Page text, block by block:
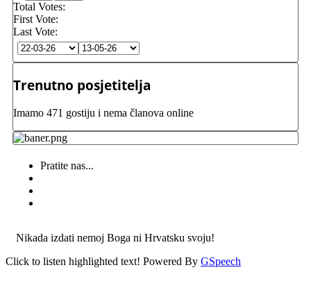
Total Votes:
First Vote:
Last Vote:
Trenutno posjetitelja
Imamo 471 gostiju i nema članova online
Pratite nas...
Nikada izdati nemoj Boga ni Hrvatsku svoju!
Click to listen highlighted text! Powered By GSpeech